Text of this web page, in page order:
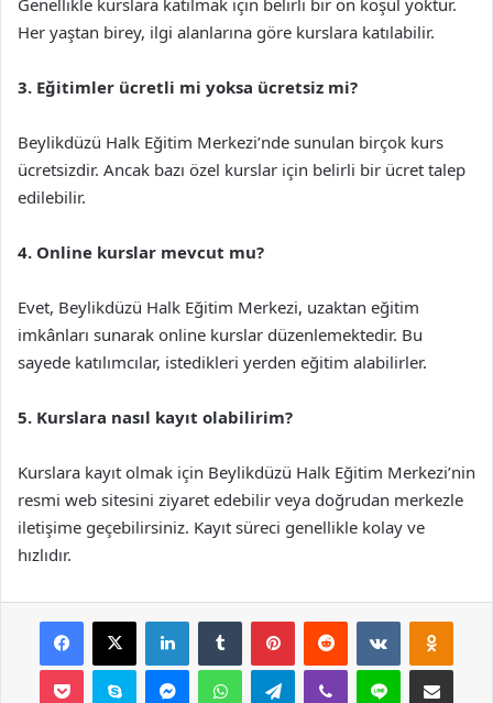
Genellikle kurslara katılmak için belirli bir ön koşul yoktur.
Her yaştan birey, ilgi alanlarına göre kurslara katılabilir.
3. Eğitimler ücretli mi yoksa ücretsiz mi?
Beylikdüzü Halk Eğitim Merkezi’nde sunulan birçok kurs
ücretsizdir. Ancak bazı özel kurslar için belirli bir ücret talep
edilebilir.
4. Online kurslar mevcut mu?
Evet, Beylikdüzü Halk Eğitim Merkezi, uzaktan eğitim
imkânları sunarak online kurslar düzenlemektedir. Bu
sayede katılımcılar, istedikleri yerden eğitim alabilirler.
5. Kurslara nasıl kayıt olabilirim?
Kurslara kayıt olmak için Beylikdüzü Halk Eğitim Merkezi’nin
resmi web sitesini ziyaret edebilir veya doğrudan merkezle
iletişime geçebilirsiniz. Kayıt süreci genellikle kolay ve
hızlıdır.
Facebook
X LinkedInTumblr PinterestReddit VKontakte
Pocket Skype MessengerWhatsAppTelegramViber Line E-Posta ile